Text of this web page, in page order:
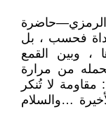
الرمزي—حاضرة
فحسب ، بل
، وبين القمع
من مرارة
لا تُنكر
…والسلام